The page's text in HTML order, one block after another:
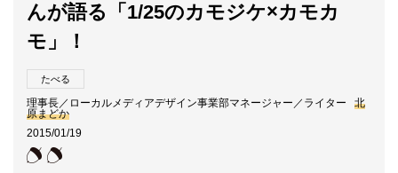
んが語る「1/25のカモジケ×カモカ
モ」！
たべる
理事長／ローカルメディアデザイン事業部マネージャー／ライター
北
原まどか
2015/01/19